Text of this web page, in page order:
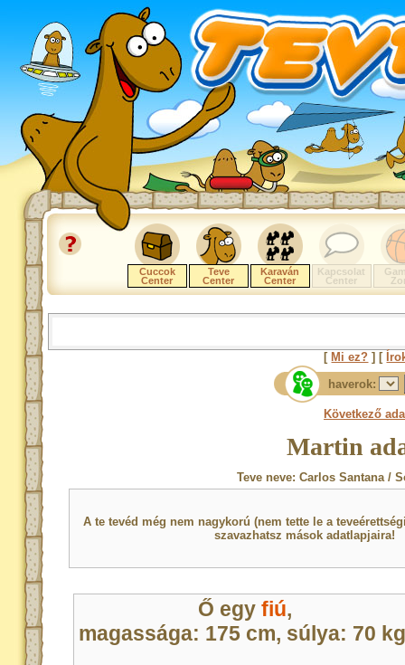
Cuccok
Center
Teve
Center
Karaván
Center
Kapcsolat
Center
[ Mi ez? ] [
haverok:
Következő
Martin
Teve neve: Carlos Santana /
A te tevéd még nem nagykorú (nem tette le a
szavazhatsz mások adatlapjaira!
Ő egyfiú,
magassága: 175 cm, súlya: 70